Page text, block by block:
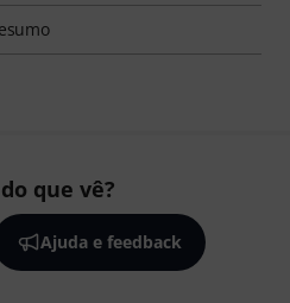
que vê?
Ajuda e feedback